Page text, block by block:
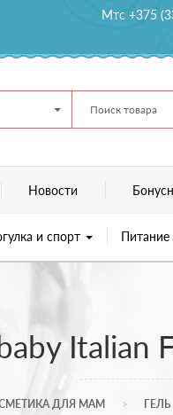
Мтс +375
Новости
и спорт
ДЛЯ МАМ ГЕЛЬ